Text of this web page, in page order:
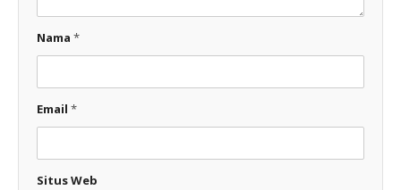
Nama *
Email *
Situs Web